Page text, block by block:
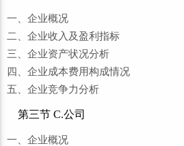
一、企业概况
二、企业收入及盈利指标
三、企业资产状况分析
四、企业成本费用构成情况
五、企业竞争力分析
第三节 C.公司
一、企业概况